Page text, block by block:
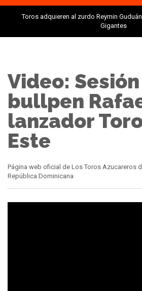
Toros adquieren al zurdo Reymin
Gigantes
Video:
bullpen
lanzador
Este
Página web oficial de Los Toros Azucareros
República Dominicana